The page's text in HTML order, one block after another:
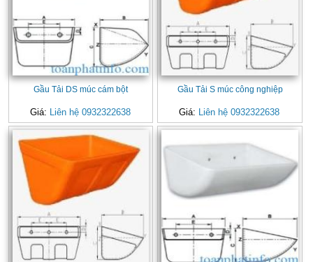
Gầu Tải DS múc cám bột
Giá: Liên hệ 0932322638
Gầu Tải S múc công nghiệp
Giá: Liên hệ 0932322638